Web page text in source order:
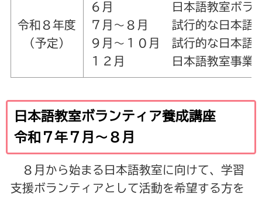
令和８年度
（予定）
６月 日本語教室ボラン
７月～８月 試行的な日本語
９月～１０月 試行的な日本語
１２月 日本語教室事業
日本語教室ボランティア養成講座
令和７年７月～８月
８月から始まる日本語教室に向けて、学習
支援ボランティアとして活動を希望する方を